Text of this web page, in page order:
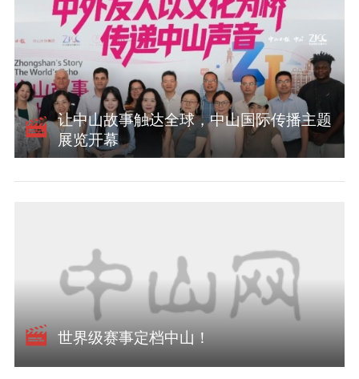
让中山故事触达全球，中山国际传播主题
展览开幕
世界级赛事定档中山！